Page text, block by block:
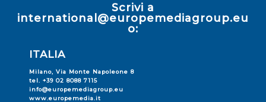
Scrivi a
international@europemediagroup.eu
o:
ITALIA
Milano, Via Monte Napoleone 8
tel. +39 02 8088 7115
info@europemediagroup.eu
www.europemedia.it